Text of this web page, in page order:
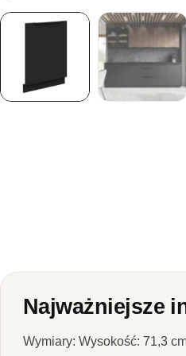
Najważniejsze
Wymiary: Wysokość: 71,3